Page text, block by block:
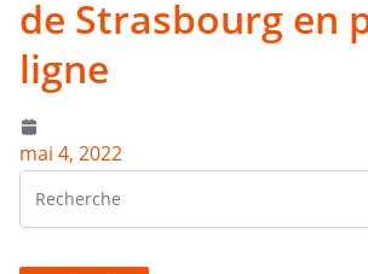
de Strasbourg en
ligne
mai 4, 2022